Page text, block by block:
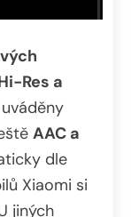
Res a
AAC a
dle
Xiaomi si
jiných